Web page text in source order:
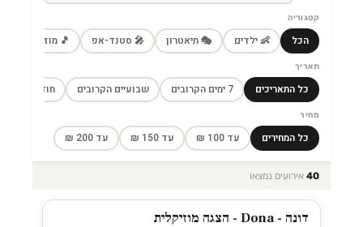
קטגוריה
הכל 👶 ילדים 🎭 תיאטרון 🎤 סטנד-אפ 🎵 מוזיקה
תאריך
כל התאריכים 7 ימים הקרובים שבועיים הקרובים חודש הקרוב
מחיר
כל המחירים עד 100 ₪ עד 150 ₪ עד 200 ₪
40 אירועים נמצאו
דונה - Dona - הצגה מוזיקלית